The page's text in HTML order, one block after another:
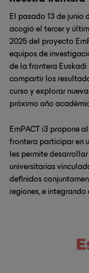
El pasado 13 de junio
acogió el tercer y
2025 del proyecto
equipos de
de la frontera
compartir los
curso y explorar
próximo año
EmPACT i3 propone
frontera participar en
les permite
universitarias
definidos
regiones, e